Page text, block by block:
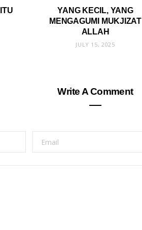
YANG KECIL, YANG
MENGAGUMI MUKJIZAT
ALLAH
JULY 15, 2025
Write A Comment